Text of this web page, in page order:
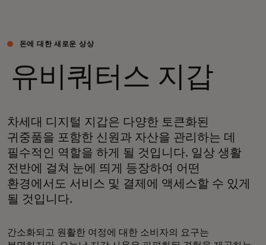
돈에 대한 새로운 상상
유비쿼터스 지갑
차세대 디지털 지갑은 다양한 토큰화된
귀중품을 포함한 신원과 자산을 관리하는 데
필수적인 역할을 하게 될 것입니다. 일상 생활
전반에 걸쳐 눈에 띄게 등장하여 어떤
환경에서도 서비스 및 결제에 액세스할 수 있게
될 것입니다.
간소화되고 원활한 여정에 대한 소비자의 요구는